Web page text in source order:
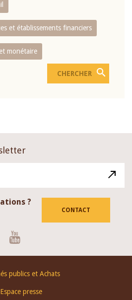
et établissements financiers
monétaire
?
CONTACT
publics et Achats
Espace presse